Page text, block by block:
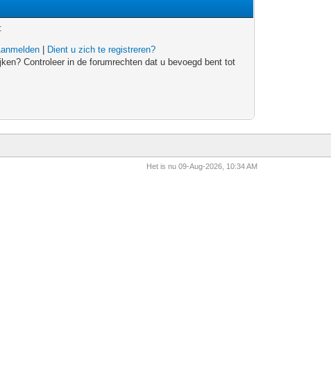
Dient u zich te registreren?
Controleer in de forumrechten dat u bevoegd bent tot
Het is nu 09-Aug-2026, 10:34 AM